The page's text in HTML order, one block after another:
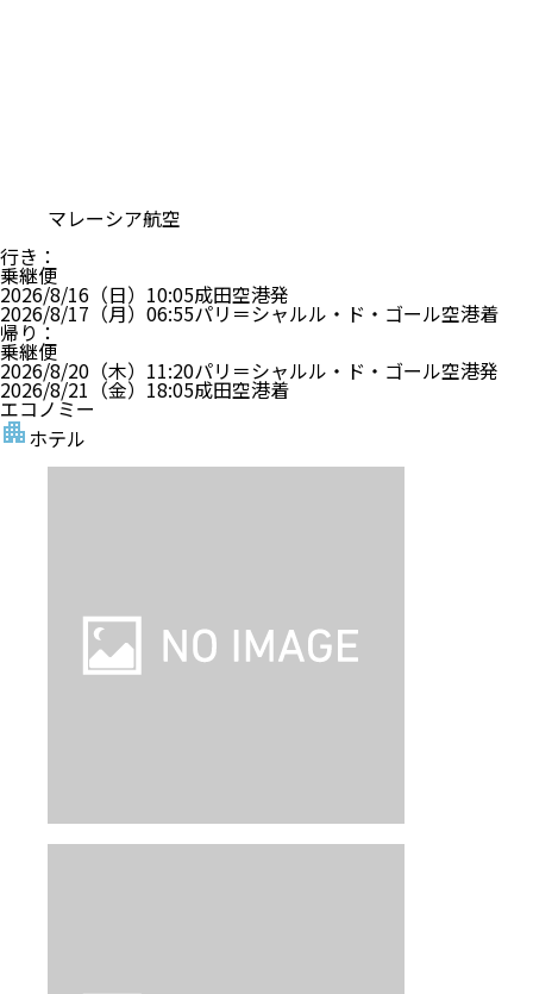
マレーシア航空
行き ：
乗継便
2026/8/16（日） 10:05成田空港発
2026/8/17（月） 06:55パリ＝シャルル・ド・ゴール空港着
帰り ：
乗継便
2026/8/20（木） 11:20パリ＝シャルル・ド・ゴール空港発
2026/8/21（金） 18:05成田空港着
エコノミー
ホテル